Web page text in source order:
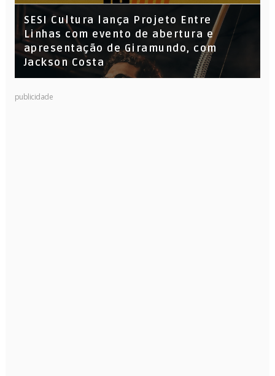
SESI Cultura lança Projeto Entre
Linhas com evento de abertura e
apresentação de Giramundo, com
Jackson Costa
publicidade